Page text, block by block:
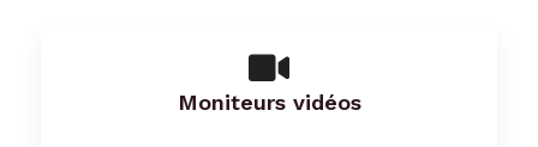
Moniteurs vidéos